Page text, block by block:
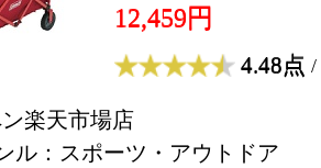
12,459円
4.48点 /
楽天市場店
ル：スポーツ・アウトドア